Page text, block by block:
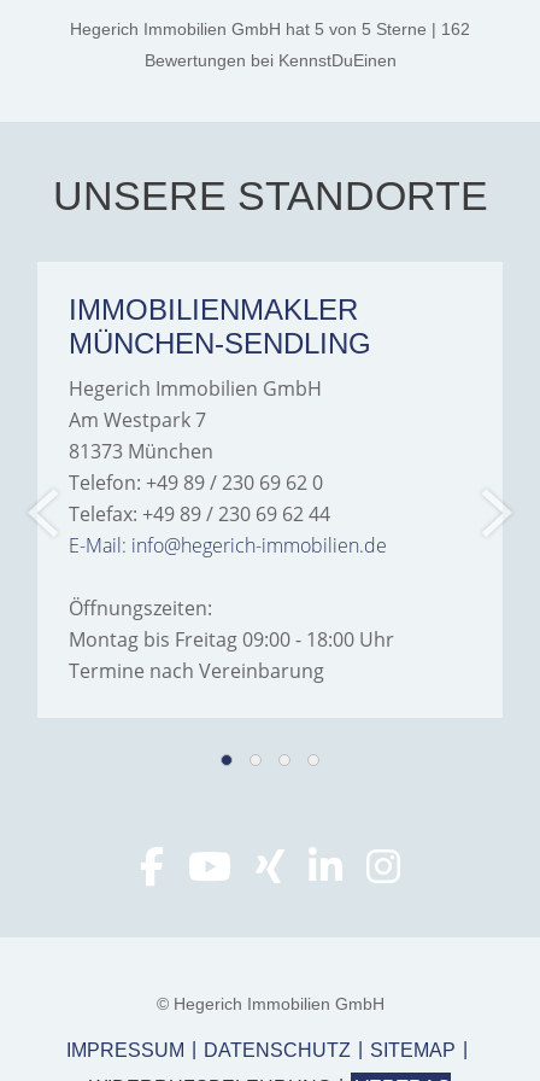
thanks, and a huge part of
the credit goes to Amelie
Jamrowâ€”she was
exceptionally professional,
Hegerich Immobilien to
anyone looking for a home.
Hegerich Immobilien GmbH hat 5 von 5 Sterne | 162
Bewertungen bei KennstDuEinen
UNSERE STANDORTE
IMMOBILIENMAKLER
MÜNCHEN-SENDLING
Hegerich Immobilien GmbH
Am Westpark 7
81373 München
Telefon: +49 89 / 230 69 62 0
Telefax: +49 89 / 230 69 62 44
E-Mail: info@hegerich-immobilien.de
Öffnungszeiten:
Montag bis Freitag 09:00 - 18:00 Uhr
Termine nach Vereinbarung
© Hegerich Immobilien GmbH
IMPRESSUM DATENSCHUTZ
SITEMAP